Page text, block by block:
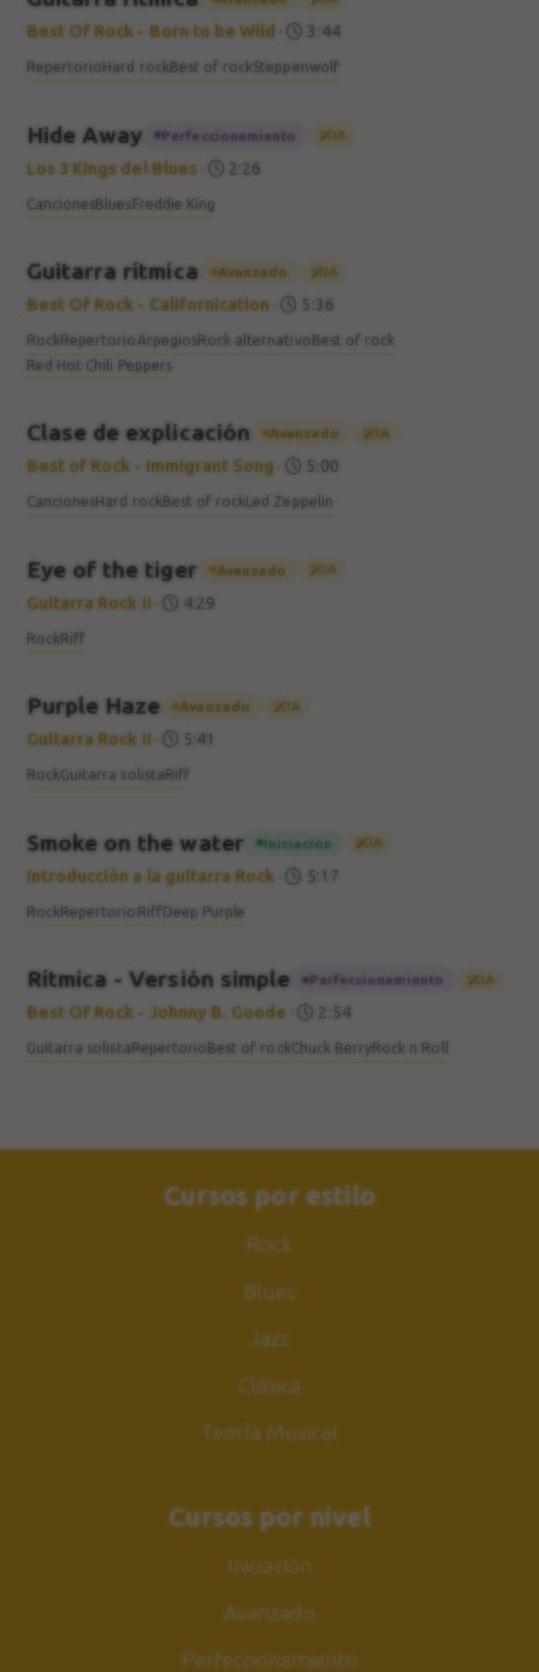
Best Of Rock - Born to be Wild 3:44
RepertorioHard rockBest of rockSteppenwolf
Hide Away Perfeccionamiento IA
Los 3 Kings del Blues· 2:26
CancionesBluesFreddie King
Guitarra rítmica Avanzado IA
Best Of Rock - Californication 5:36
RockRepertorio ArpegiosRock alternativoBest of rock
Red Hot Chili Peppers
Clase de explicación Avanzado IA
Best of Rock - Immigrant Song 5:00
CancionesHard rockBest of rockLed Zeppelin
Eye of the tiger Avanzado IA
Guitarra Rock II 4:29
RockRiff
Purple Haze Avanzado IA
Guitarra Rock II 5:41
RockGuitarra solistaRiff
Smoke on the water Iniciación IA
Introducción a la guitarra Rock · 5:17
RockRepertorio RiffDeep Purple
Rítmica - Versión simple Perfeccionamiento IA
Best Of Rock - Johnny B. Goode 2:54
Guitarra solistaRepertorioBest of rockChuck BerryRock n Roll
Cursos por estilo
Rock
Blues
Jazz
Clásica
Teoría Musical
Cursos por nivel
Iniciación
Avanzado
Perfeccionamiento